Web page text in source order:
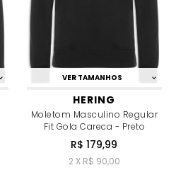
VER TAMANHOS
HERING
Moletom Masculino Regular
Fit Gola Careca - Preto
R$ 179,99
2 X R$ 90,00